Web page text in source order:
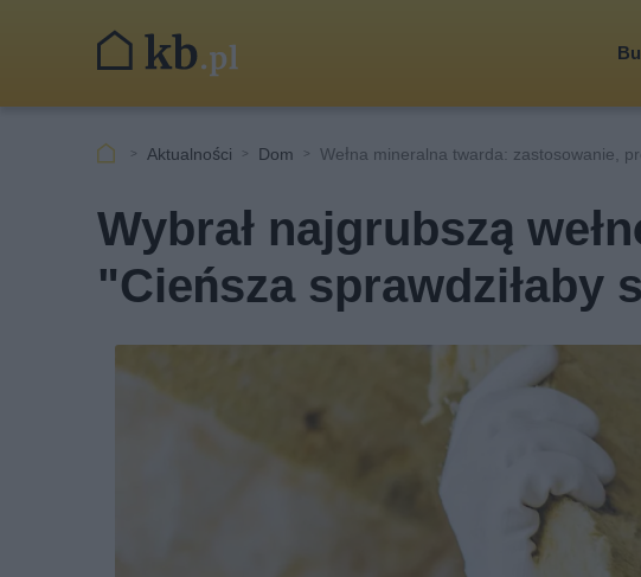
Aktualności Dom Wełna mineralna twarda: zastosowanie,
Wybrał najgrubszą
"Cieńsza sprawdziłaby